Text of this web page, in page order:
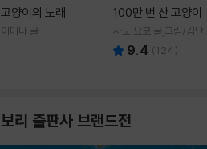
고양이의 노래
이미나 글
100만 번 산 고양이
사노 요코 글,그림/김난주
역 9.4 (124)
보리 출판사 브랜드전